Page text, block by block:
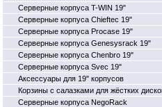
Серверные корпуса T-WIN 19"
Серверные корпуса Chieftec 19"
Серверные корпуса Procase 19"
Серверные корпуса Genesysrack 19"
Серверные корпуса Сhenbro 19"
Серверные корпуса Svec 19"
Аксессуары для 19" корпусов
Корзины c салазками для жёстких
Серверные корпуса NegoRack